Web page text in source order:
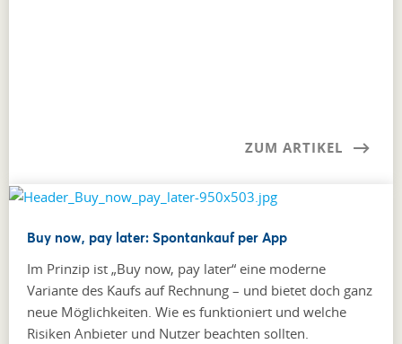
ZUM ARTIKEL
Buy now, pay later: Spontankauf per App
Im Prinzip ist „Buy now, pay later“ eine moderne
Variante des Kaufs auf Rechnung – und bietet doch ganz
neue Möglichkeiten. Wie es funktioniert und welche
Risiken Anbieter und Nutzer beachten sollten.